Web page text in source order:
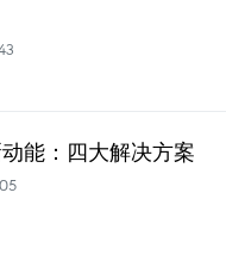
能：四大解决方案